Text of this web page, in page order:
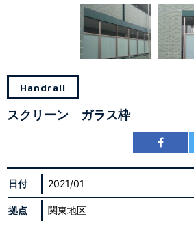
Handrail
スクリーン ガラス枠
日付 2021/01
拠点 関東地区